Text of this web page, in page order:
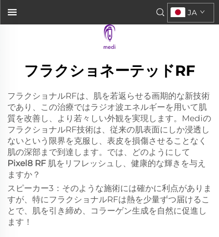
JA
フラクショネーテッドRF
フラクショナルRFは、肌を若返らせる画期的な新技術
であり、この治療ではラジオ波エネルギーを用いて肌
質を改善し、より若々しい外観を実現します。Mediの
フラクショナルRF技術は、従来の肌表面にしか浸透し
ないという限界を克服し、表皮を損傷させることなく
肌の深部まで到達します。では、どのようにして
Pixel8 RF 肌をリフレッシュし、健康的な輝きを与え
ますか？
スピーカー3：そのような施術には確かに利点がありま
すが、特にフラクショナルRFは熱を少量ずつ届けるこ
とで、肌を引き締め、コラーゲン生成を自然に促進し
ます！